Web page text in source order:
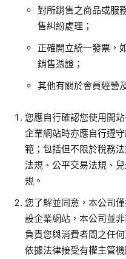
對所銷售之商品或服
售糾紛處理；
正確開立統一發票，
銷售憑證；
其他有關於會員經營
您應自行確認您使用開
企業網站時亦應自行遵
範；包括但不限於稅務
法規、公平交易法規、
規。
您了解並同意，本公司
設企業網站，本公司並
負責您與消費者間之任
依據法律接受有權主管